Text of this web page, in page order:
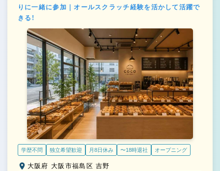
りに一緒に参加｜オールスクラッチ経験を活かして活躍で
きる！
学歴不問 独立希望歓迎 月8日休み 〜18時退社 オープニング
大阪府 大阪市福島区 吉野